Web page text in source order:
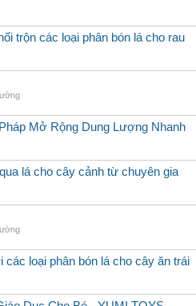
trộn các loại phân bón lá cho rau
Mở Rộng Dung Lượng Nhanh
lá cho cây cảnh từ chuyên gia
các loại phân bón lá cho cây ăn trái